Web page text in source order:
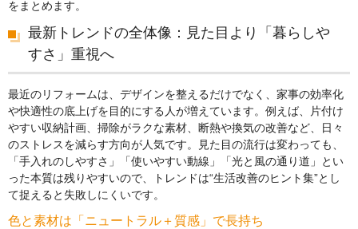
をまとめます。
最新トレンドの全体像：見た目より「暮らしや
すさ」重視へ
最近のリフォームは、デザインを整えるだけでなく、家事の効率化
や快適性の底上げを目的にする人が増えています。例えば、片付け
やすい収納計画、掃除がラクな素材、断熱や換気の改善など、日々
のストレスを減らす方向が人気です。見た目の流行は変わっても、
「手入れのしやすさ」「使いやすい動線」「光と風の通り道」とい
った本質は残りやすいので、トレンドは“生活改善のヒント集”とし
て捉えると失敗しにくいです。
色と素材は「ニュートラル＋質感」で長持ち